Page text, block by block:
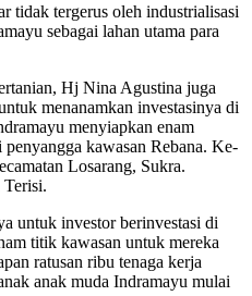
tidak tergerus oleh industrialisasi
sebagai lahan utama para
Hj Nina Agustina juga
menanamkan investasinya di
menyiapkan enam
kawasan Rebana. Ke-
Losarang, Sukra.
untuk investor berinvestasi di
titik kawasan untuk mereka
ratusan ribu tenaga kerja
anak muda Indramayu mulai